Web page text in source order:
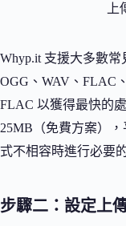
Whyp.it 支援大多數常
OGG、WAV、FLAC
FLAC 以獲得最快的
25MB（免費方案）
式不相容時進行必要
步驟二：設定上